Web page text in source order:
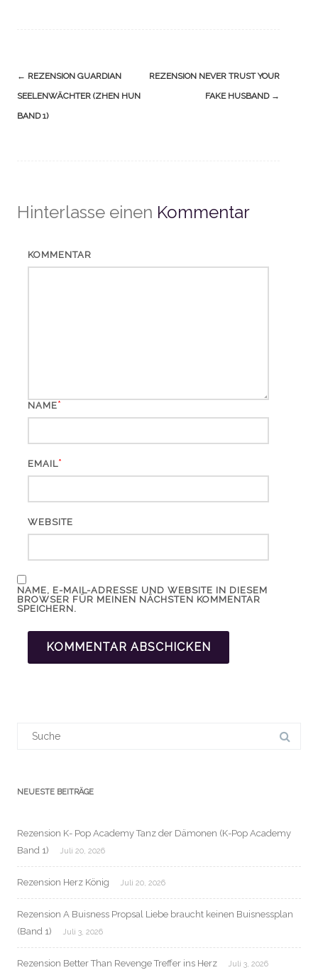
Navigation
(Beiträge)
← REZENSION GUARDIAN
SEELENWÄCHTER (ZHEN HUN
BAND 1)
REZENSION NEVER TRUST YOUR
FAKE HUSBAND →
Hinterlasse einen Kommentar
KOMMENTAR
NAME*
EMAIL*
WEBSITE
NAME, E-MAIL-ADRESSE UND WEBSITE IN DIESEM
BROWSER FÜR MEINEN NÄCHSTEN KOMMENTAR
SPEICHERN.
NEUESTE BEITRÄGE
Rezension K- Pop Academy Tanz der Dämonen (K-Pop Academy
Band 1)
Juli 20, 2026
Rezension Herz König Juli 20, 2026
Rezension A Buisness Propsal Liebe braucht keinen Buisnessplan
(Band 1)
Juli 3, 2026
Rezension Better Than Revenge Treffer ins Herz Juli 3, 2026